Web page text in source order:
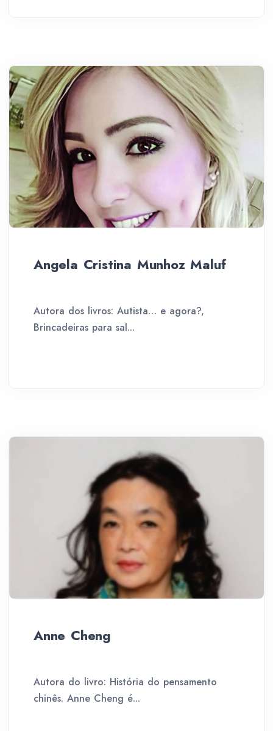
Angela Cristina Munhoz Maluf
Autora dos livros: Autista… e agora?,
Brincadeiras para sal...
Anne Cheng
Autora do livro: História do pensamento
chinês. Anne Cheng é...